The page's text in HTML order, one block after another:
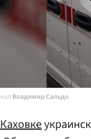
Владимир Сальдо
Каховке